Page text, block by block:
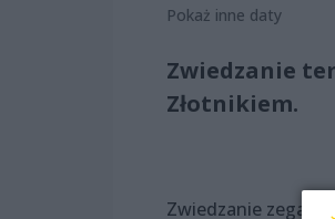
Pokaż inne daty
Zwiedzanie
Złotnikiem.
Zwiedzanie zegara